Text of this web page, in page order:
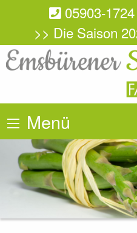
05903-1724
>> Die Saison
Menü